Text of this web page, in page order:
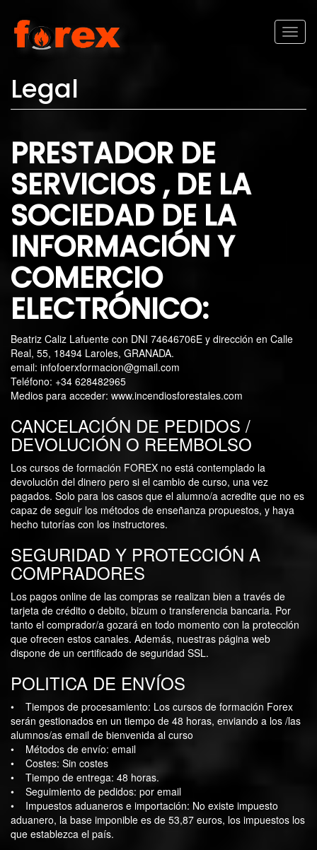
Legal
PRESTADOR DE
SERVICIOS , DE LA
SOCIEDAD DE LA
INFORMACIÓN Y
COMERCIO
ELECTRÓNICO:
Beatriz Caliz Lafuente con DNI 74646706E y dirección en Calle
Real, 55, 18494 Laroles, GRANADA.
email: infofoerxformacion@gmail.com
Teléfono: +34 628482965
Medios para acceder: www.incendiosforestales.com
CANCELACIÓN DE PEDIDOS /
DEVOLUCIÓN O REEMBOLSO
Los cursos de formación FOREX no está contemplado la
devolución del dinero pero si el cambio de curso, una vez
pagados. Solo para los casos que el alumno/a acredite que no es
capaz de seguir los métodos de enseñanza propuestos, y haya
hecho tutorías con los instructores.
SEGURIDAD Y PROTECCIÓN A
COMPRADORES
Los pagos online de las compras se realizan bien a través de
tarjeta de crédito o debito, bizum o transferencia bancaria. Por
tanto el comprador/a gozará en todo momento con la protección
que ofrecen estos canales. Además, nuestras página web
dispone de un certificado de seguridad SSL.
POLITICA DE ENVÍOS
• Tiempos de procesamiento: Los cursos de formación Forex
serán gestionados en un tiempo de 48 horas, enviando a los /las
alumnos/as email de bienvenida al curso
• Métodos de envío: email
• Costes: Sin costes
• Tiempo de entrega: 48 horas.
• Seguimiento de pedidos: por email
• Impuestos aduaneros e importación: No existe impuesto
aduanero, la base imponible es de 53,87 euros, los impuestos los
que establezca el país.